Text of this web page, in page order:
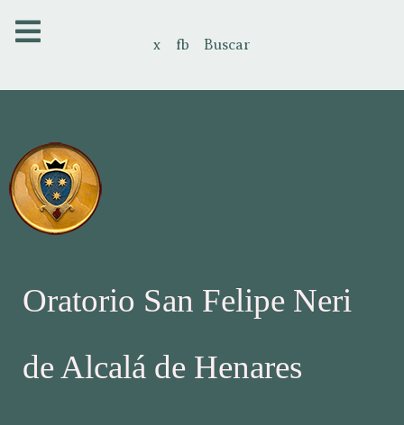
x fb Buscar
Oratorio San Felipe Neri
de Alcalá de Henares